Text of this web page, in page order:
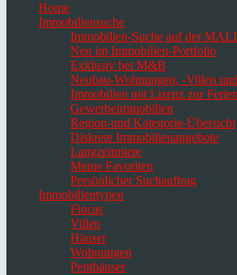
Home
Immobiliensuche
Immobilien-Suche auf der
Neu im Immobilien-Portfolio
Exklusiv bei M&B
Neubau-Wohnungen, -Villen
Immobilien mit Lizenz zur
Gewerbeimmobilien
Region-und Kategorie-Übersicht
Diskrete Immobilienangebote
Langzeitmiete
Meine Favoriten
Persönlicher Suchauftrag
Immobilientypen
Fincas
Villen
Häuser
Wohnungen
Penthäuser